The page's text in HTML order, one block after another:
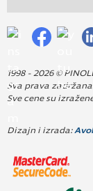
1998 - 2026 ©
Sva prava
Sve cene su
Dizajn i izrada: